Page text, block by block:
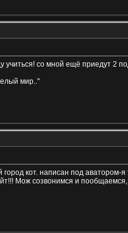
со мной ещё приедут 2
мир.."
кот. написан под
Мож созвонимся и